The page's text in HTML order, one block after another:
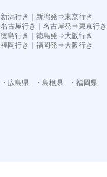
潟行き
新潟発⇒東京行き
古屋行き
名古屋発⇒東京行き
島行き
徳島発⇒大阪行き
岡行き｜ 福岡発⇒大阪行き
・広島県 ・島根県
・福岡県